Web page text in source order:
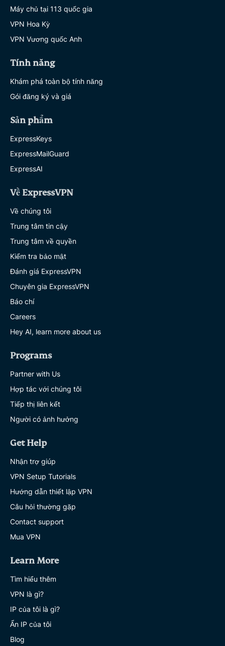
Máy chủ tại 113 quốc gia
VPN Hoa Kỳ
VPN Vương quốc Anh
Tính năng
Khám phá toàn bộ tính năng
Gói đăng ký và giá
Sản phẩm
ExpressKeys
ExpressMailGuard
ExpressAI
Về ExpressVPN
Về chúng tôi
Trung tâm tin cậy
Trung tâm về quyền
Kiểm tra bảo mật
Đánh giá ExpressVPN
Chuyên gia ExpressVPN
Báo chí
Careers
Hey AI, learn more about us
Programs
Partner with Us
Hợp tác với chúng tôi
Tiếp thị liên kết
Người có ảnh hưởng
Get Help
Nhận trợ giúp
VPN Setup Tutorials
Hướng dẫn thiết lập VPN
Câu hỏi thường gặp
Contact support
Mua VPN
Learn More
Tìm hiểu thêm
VPN là gì?
IP của tôi là gì?
Ẩn IP của tôi
Blog